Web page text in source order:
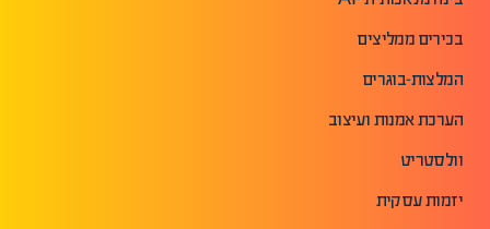
בכירים ממליצים
המלצות-בוגרים
הערכת אמנות ועיצוב
וולסטריט
יזמות עסקית